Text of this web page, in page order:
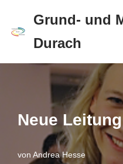
Zum
springen
Grund- und
Durach
Neue
von Andrea Hesse